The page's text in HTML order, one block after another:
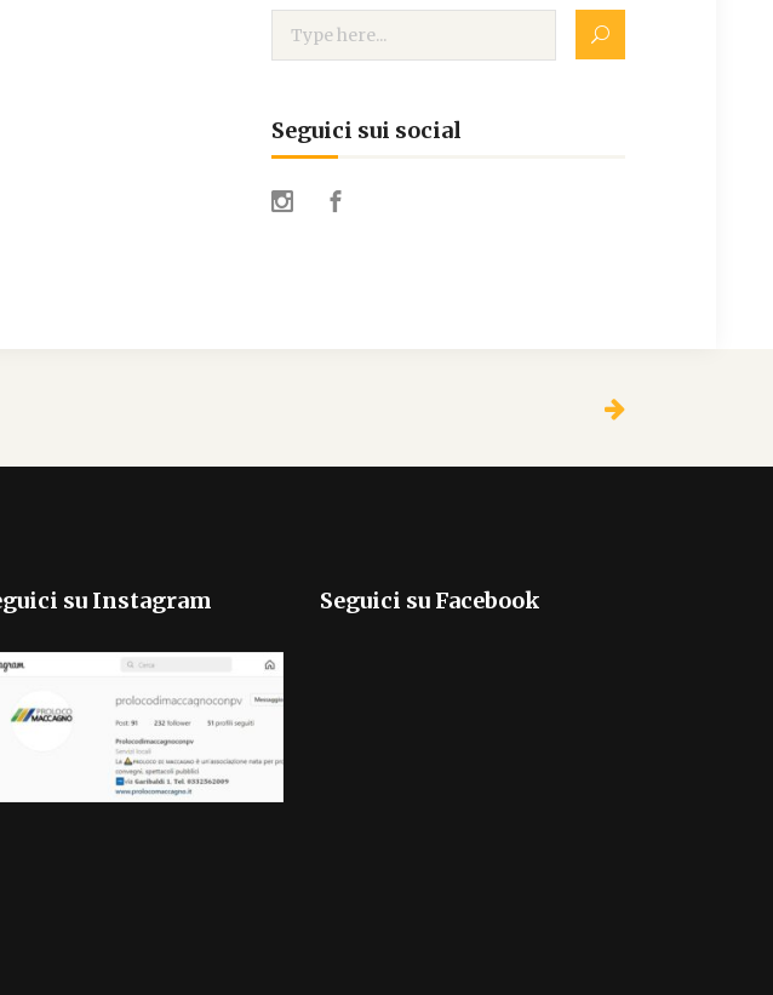
Seguici sui social
su Instagram Seguici su Facebook